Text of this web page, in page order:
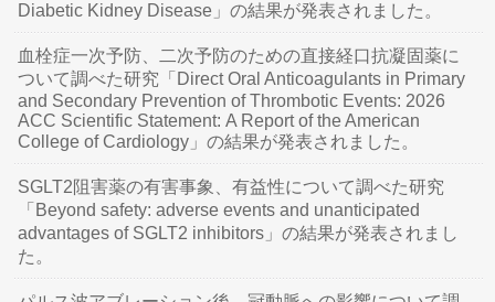
Diabetic Kidney Disease」の結果が発表されました。
血栓症一次予防、二次予防のための直接経口抗凝固薬に
ついて調べた研究「Direct Oral Anticoagulants in Primary
and Secondary Prevention of Thrombotic Events: 2026
ACC Scientific Statement: A Report of the American
College of Cardiology」の結果が発表されました。
SGLT2阻害薬の有害事象、有益性について調べた研究
「Beyond safety: adverse events and unanticipated
advantages of SGLT2 inhibitors」の結果が発表されまし
た。